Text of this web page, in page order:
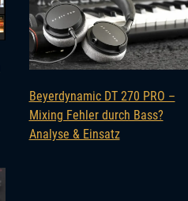
Beyerdynamic DT 270 PRO –
Mixing Fehler durch Bass?
Analyse & Einsatz